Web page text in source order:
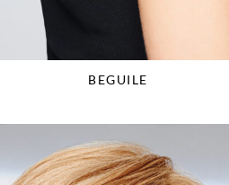
BEGUILE